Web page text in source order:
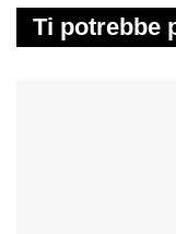
Ti potrebbe